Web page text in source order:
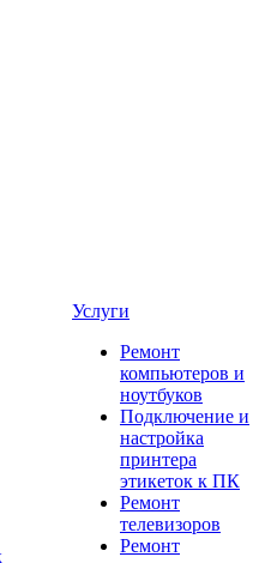
Услуги
Ремонт
компьютеров и
ноутбуков
Подключение и
настройка
принтера
этикеток к ПК
Ремонт
телевизоров
Ремонт